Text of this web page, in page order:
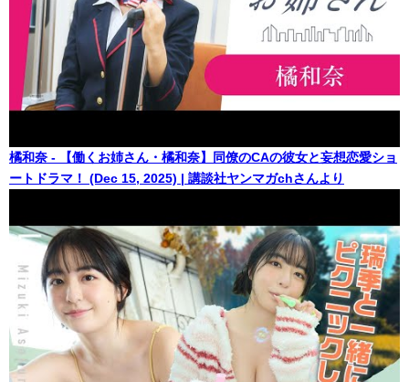
橘和奈 - 【働くお姉さん・橘和奈】同僚のCAの彼女と妄想恋愛ショ
ートドラマ！ (Dec 15, 2025) | 講談社ヤンマガchさんより